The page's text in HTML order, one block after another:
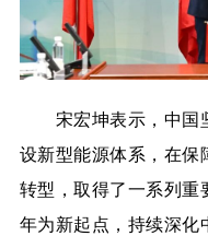
宋宏坤表示，中国
设新型能源体系，在保
转型，取得了一系列重
年为新起点，持续深化